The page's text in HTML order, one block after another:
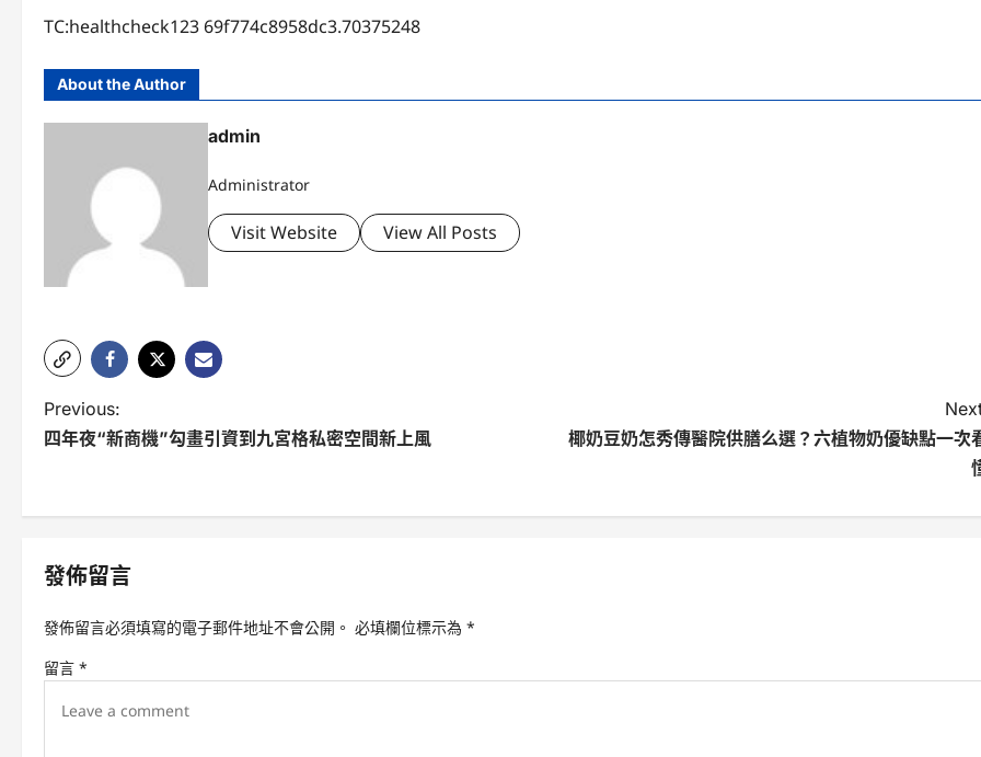
TC:healthcheck123 69f774c8958dc3.70375248
About the Author
admin
Administrator
Visit Website View All Posts
P
o
n
i
Previous:
四年夜“新商機”勾畫引資到九宮格私密空間新上風
椰奶豆奶怎秀傳醫院供膳么選？六植物奶優缺點一次
發佈留言
發佈留言必須填寫的電子郵件地址不會公開。 必填欄位標示為 *
留言 *